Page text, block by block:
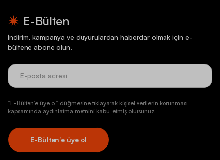
E-Bülten
İndirim, kampanya ve duyurulardan haberdar olmak için e-
bültene abone olun.
“E-Bülten’e üye ol” düğmesine tıklayarak kişisel verilerin korunması
kapsamında aydınlatma metnini kabul etmiş olursunuz.
E-Bülten’e üye ol